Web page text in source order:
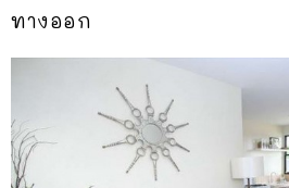
ทางออก